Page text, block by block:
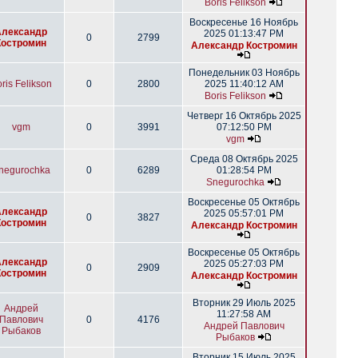
Boris Felikson
0 2799
Воскресенье 16 Ноябрь
2025 01:13:47 PM
Александр Костромин
Felikson 0 2800
Понедельник 03 Ноябрь
2025 11:40:12 AM
Boris Felikson
vgm 0 3991
Четверг 16 Октябрь 2025
07:12:50 PM
vgm
0 6289
Среда 08 Октябрь 2025
01:28:54 PM
Snegurochka
0 3827
Воскресенье 05 Октябрь
2025 05:57:01 PM
Александр Костромин
0 2909
Воскресенье 05 Октябрь
2025 05:27:03 PM
Александр Костромин
Андрей
Павлович
Рыбаков
0 4176
Вторник 29 Июль 2025
11:27:58 AM
Андрей Павлович
Рыбаков